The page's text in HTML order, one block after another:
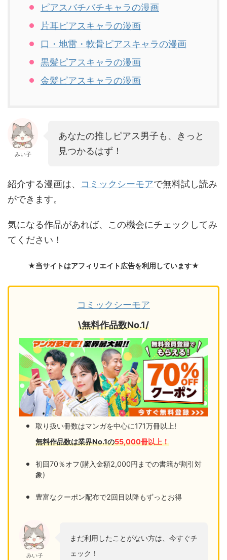
ピアスバチバチキャラの漫画
片耳ピアスキャラの漫画
口・地雷・軟骨ピアスキャラの漫画
黒髪ピアスキャラの漫画
金髪ピアスキャラの漫画
みい子
あなたの推しピアス男子も、きっと
見つかるはず！
紹介する漫画は、 コミックシーモアで無料試し読み
ができます。
気になる作品があれば、この機会にチェックしてみ
てください！
★当サイトはアフィリエイト広告を利用しています★
コミックシーモア
\無料作品数No.1/
取り扱い冊数はマンガを中心に171万冊以上!
無料作品数は業界No.1の55,000冊以上！
初回70％オフ(購入金額2,000円までの書籍が割引対
象)
豊富なクーポン配布で2回目以降もずっとお得
みい子
まだ利用したことがない方は、今すぐチ
ェック！